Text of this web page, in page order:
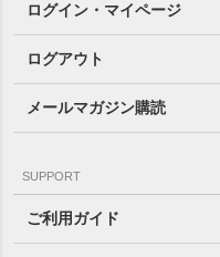
ログイン・マイページ
ログアウト
メールマガジン購読
SUPPORT
ご利用ガイド